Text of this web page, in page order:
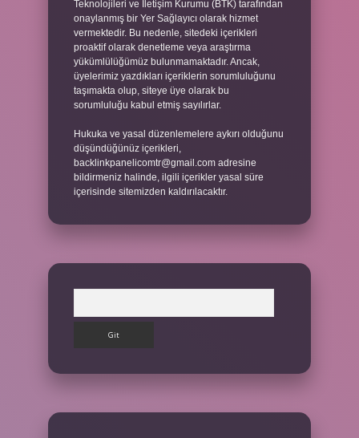
Teknolojileri ve İletişim Kurumu (BTK) tarafından
onaylanmış bir Yer Sağlayıcı olarak hizmet
vermektedir. Bu nedenle, sitedeki içerikleri
proaktif olarak denetleme veya araştırma
yükümlülüğümüz bulunmamaktadır. Ancak,
üyelerimiz yazdıkları içeriklerin sorumluluğunu
taşımakta olup, siteye üye olarak bu
sorumluluğu kabul etmiş sayılırlar.
Hukuka ve yasal düzenlemelere aykırı olduğunu
düşündüğünüz içerikleri,
backlinkpanelicomtr@gmail.com adresine
bildirmeniz halinde, ilgili içerikler yasal süre
içerisinde sitemizden kaldırılacaktır.